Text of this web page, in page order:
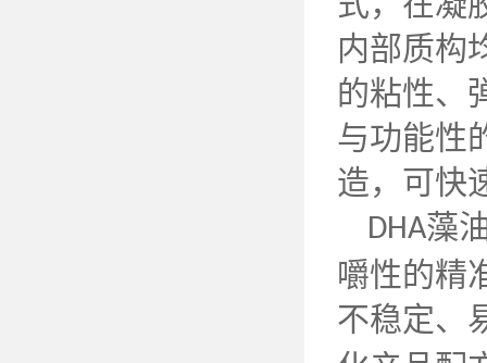
内部质构
的粘性、
与功能性
造，可快
DHA藻
嚼性的精
不稳定、